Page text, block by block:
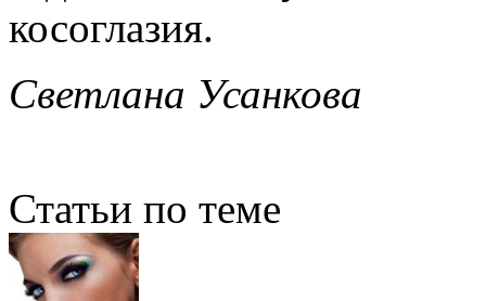
косоглазия.
Светлана Усанкова
Статьи по теме